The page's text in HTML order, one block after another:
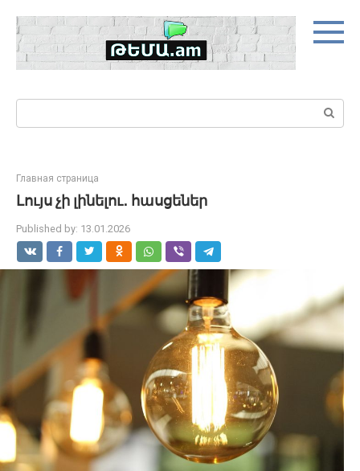
content
Search:
Главная страница
Լույս չի լինելու․ հասցեներ
Published by: 13.01.2026